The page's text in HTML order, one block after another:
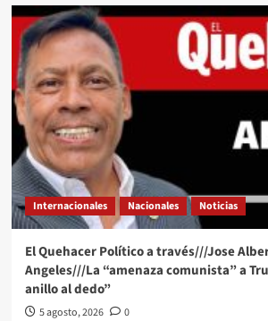
Internacionales Nacionales Noticias
El Quehacer Político a través///Jose
Angeles///La “amenaza comunista” a
anillo al dedo”
5 agosto, 2026 0